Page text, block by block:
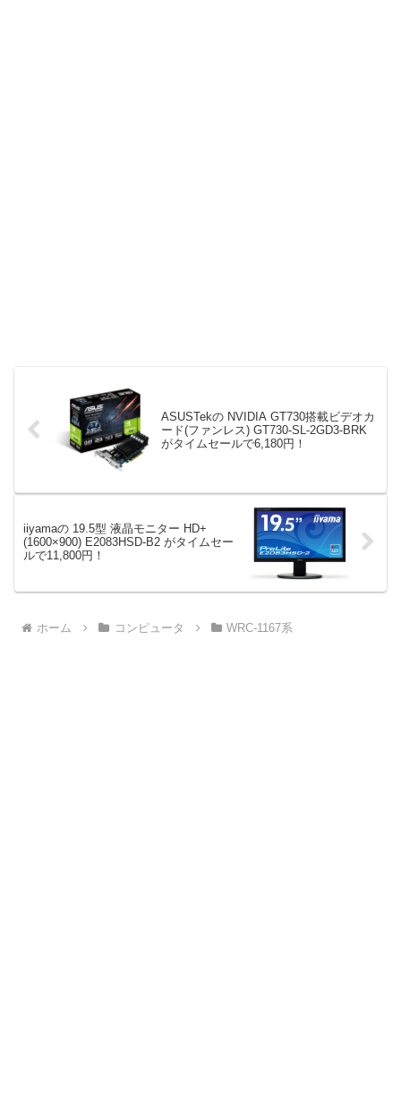
ASUSTekの NVIDIA GT730搭載ビデオカ
ード(ファンレス) GT730-SL-2GD3-BRK
がタイムセールで6,180円！
iiyamaの 19.5型 液晶モニター HD+
(1600×900) E2083HSD-B2 がタイムセー
ルで11,800円！
ホーム コンピュータ WRC-1167系